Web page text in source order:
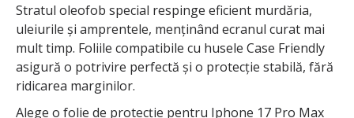
Stratul oleofob special respinge eficient murdăria,
uleiurile și amprentele, menținând ecranul curat mai
mult timp. Foliile compatibile cu husele Case Friendly
asigură o potrivire perfectă și o protecție stabilă, fără
ridicarea marginilor.
Alege o folie de protecție pentru Iphone 17 Pro Max